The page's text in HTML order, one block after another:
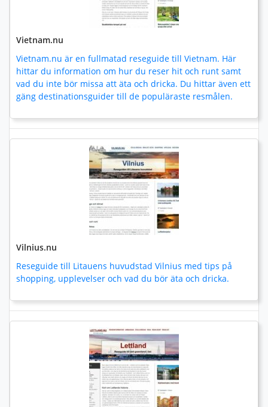
Vietnam.nu
Vietnam.nu är en fullmatad reseguide till Vietnam. Här
hittar du information om hur du reser hit och runt samt
vad du inte bör missa att äta och dricka. Du hittar även ett
gäng destinationsguider till de populäraste resmålen.
Vilnius.nu
Reseguide till Litauens huvudstad Vilnius med tips på
shopping, upplevelser och vad du bör äta och dricka.